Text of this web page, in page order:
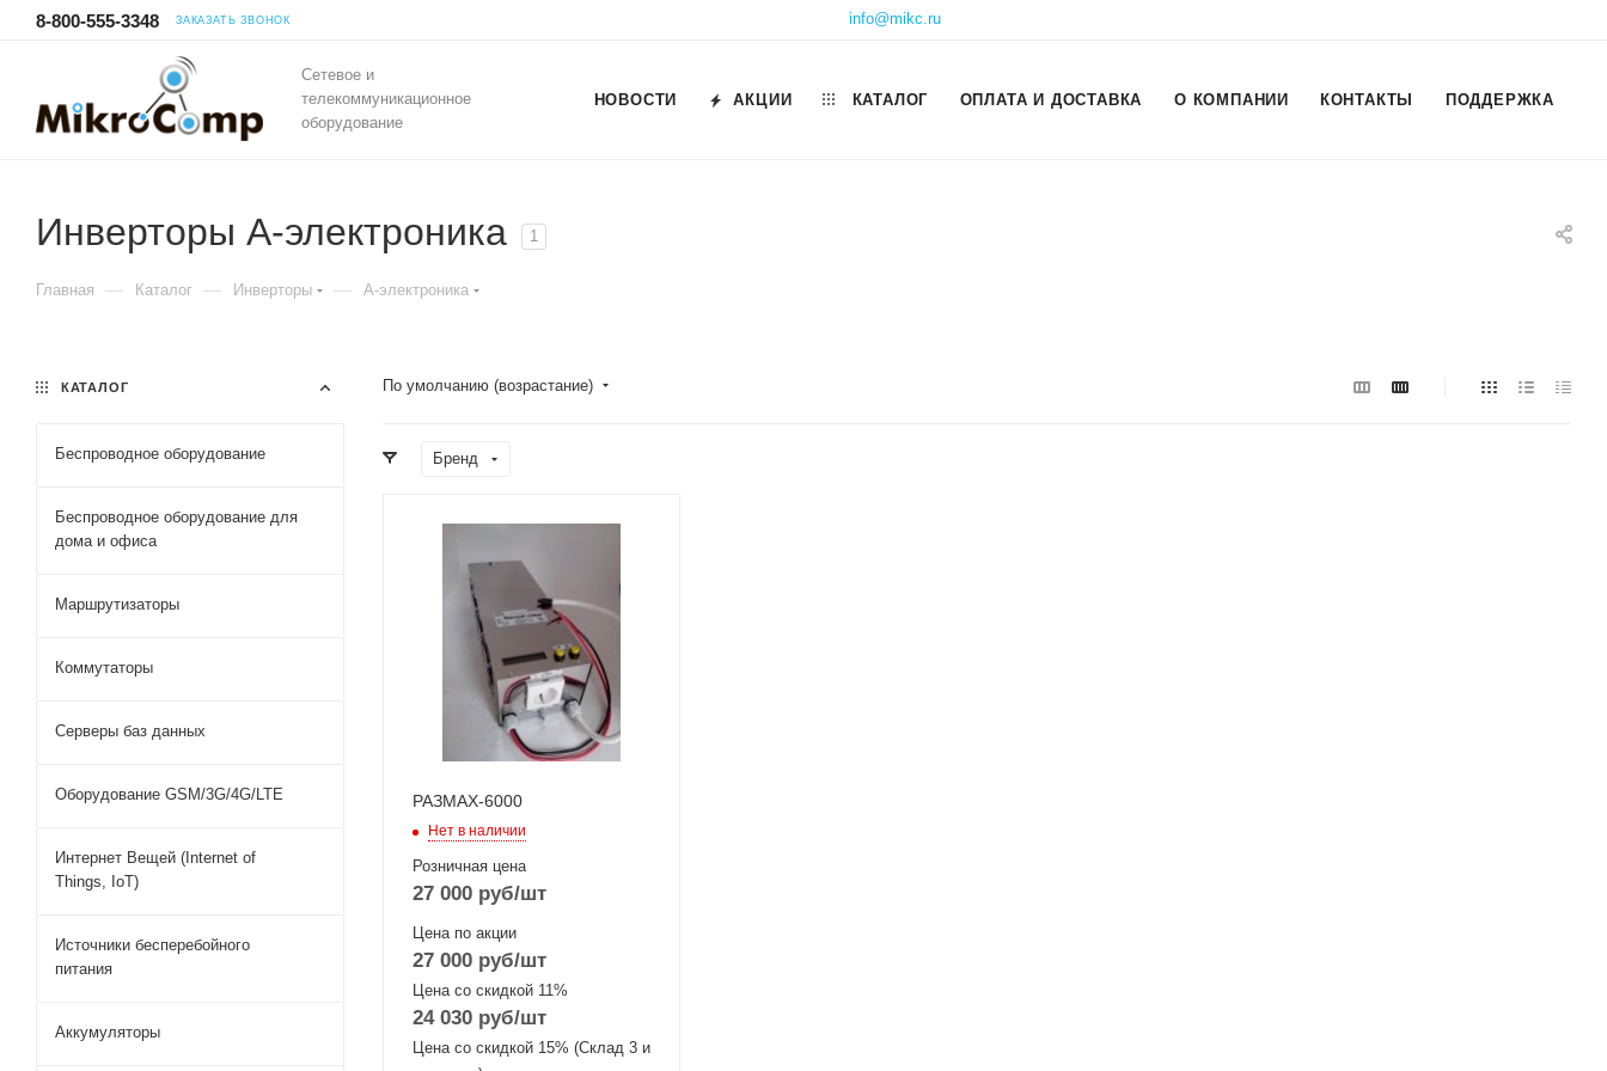
8-800-555-3348 ЗАКАЗАТЬ ЗВОНОК info@mikc.ru
Сетевое и
телекоммуникационное
оборудование
НОВОСТИ АКЦИИ КАТАЛОГ ОПЛАТА И ДОСТАВКА О КОМПАНИИ КОНТАКТЫ ПОДДЕРЖКА
Инверторы А-электроника 1
Главная — Каталог — Инверторы — А-электроника
По умолчанию (возрастание)
Бренд
РАЗМАХ-6000
Нет в наличии
Розничная цена
27 000 руб/шт
Цена по акции
27 000 руб/шт
Цена со скидкой 11%
24 030 руб/шт
Цена со скидкой 15% (Склад 3 и
КАТАЛОГ
Беспроводное оборудование
Беспроводное оборудование для
дома и офиса
Маршрутизаторы
Коммутаторы
Серверы баз данных
Оборудование GSM/3G/4G/LTE
Интернет Вещей (Internet of
Things, IoT)
Источники бесперебойного
питания
Аккумуляторы